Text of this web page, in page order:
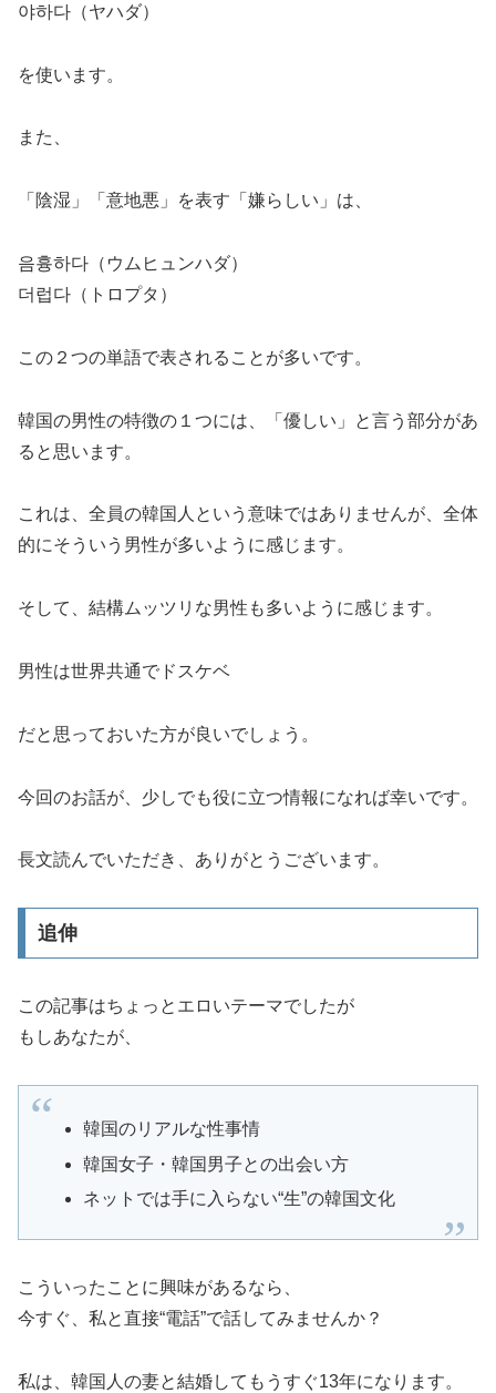
야하다（ヤハダ）
を使います。
また、
「陰湿」「意地悪」を表す「嫌らしい」は、
음흉하다（ウムヒュンハダ）
더럽다（トロプタ）
この２つの単語で表されることが多いです。
韓国の男性の特徴の１つには、「優しい」と言う部分があ
ると思います。
これは、全員の韓国人という意味ではありませんが、全体
的にそういう男性が多いように感じます。
そして、 結構ムッツリな男性 も多いように感じます。
男性は世界共通でドスケベ
だと思っておいた方が良いでしょう。
今回のお話が、少しでも役に立つ情報になれば幸いです。
長文読んでいただき、ありがとうございます。
追伸
この記事はちょっとエロいテーマでしたが
もしあなたが、
韓国のリアルな性事情
韓国女子・韓国男子との出会い方
ネットでは手に入らない“生”の韓国文化
こういったことに興味があるなら、
今すぐ、私と直接“電話”で話してみませんか？
私は、韓国人の妻と結婚してもうすぐ13年になります。